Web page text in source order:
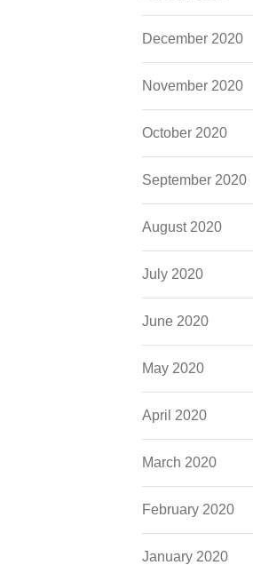
December 2020
November 2020
October 2020
September 2020
August 2020
July 2020
June 2020
May 2020
April 2020
March 2020
February 2020
January 2020